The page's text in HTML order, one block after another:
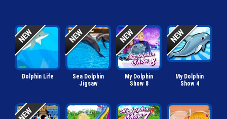
Dolphin Life
Sea Dolphin
Jigsaw
My Dolphin
Show 8
My Dolphin
Show 4